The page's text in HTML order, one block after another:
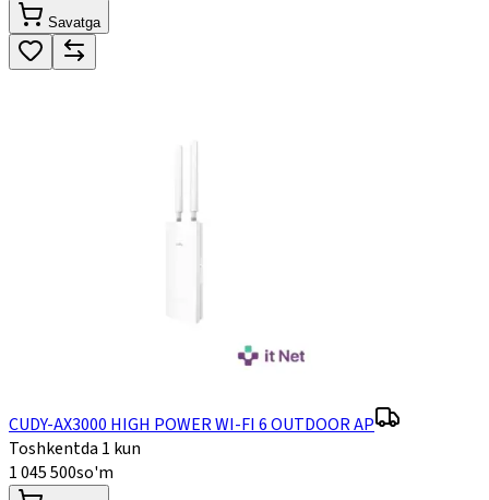
Savatga
CUDY-AX3000 HIGH POWER WI-FI 6 OUTDOOR AP
Toshkentda 1 kun
1 045 500so'm